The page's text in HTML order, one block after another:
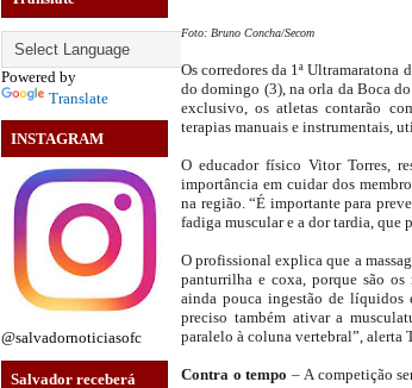
Powered by
Translate
INSTAGRAM
@salvadornoticiasofc
Salvador receberá
Foto: Bruno Concha/Secom
Os corredores da 1ª Ultramaratona
do domingo (3), na orla da Boca
exclusivo, os atletas contarão
terapias manuais e instrumentais,
O educador físico Vitor Torres,
importância em cuidar dos
na região. “É importante para
fadiga muscular e a dor tardia, que
O profissional explica que a
panturrilha e coxa, porque são os
ainda pouca ingestão de líquidos
preciso também ativar a
paralelo à coluna vertebral”, alerta
Contra o tempo – A competição